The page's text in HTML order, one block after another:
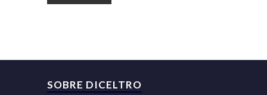
SOBRE DICELTRO